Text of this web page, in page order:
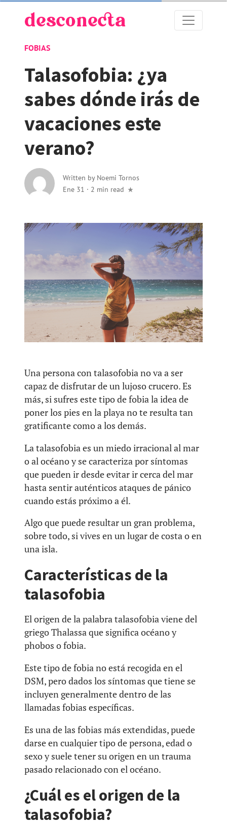
FOBIAS
Talasofobia: ¿ya
sabes dónde irás de
vacaciones este
verano?
Written by Noemi Tornos
Ene 31 · 2 min read
Una persona con talasofobia no va a ser
capaz de disfrutar de un lujoso crucero. Es
más, si sufres este tipo de fobia la idea de
poner los pies en la playa no te resulta tan
gratificante como a los demás.
La talasofobia es un miedo irracional al mar
o al océano y se caracteriza por síntomas
que pueden ir desde evitar ir cerca del mar
hasta sentir auténticos ataques de pánico
cuando estás próximo a él.
Algo que puede resultar un gran problema,
sobre todo, si vives en un lugar de costa o en
una isla.
Características de la
talasofobia
El origen de la palabra talasofobia viene del
griego Thalassa que significa océano y
phobos o fobia.
Este tipo de fobia no está recogida en el
DSM, pero dados los síntomas que tiene se
incluyen generalmente dentro de las
llamadas fobias específicas.
Es una de las fobias más extendidas, puede
darse en cualquier tipo de persona, edad o
sexo y suele tener su origen en un trauma
pasado relacionado con el océano.
¿Cuál es el origen de la
talasofobia?